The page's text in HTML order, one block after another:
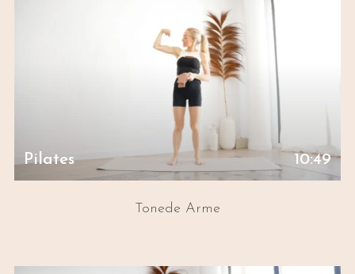
Pilates 10:49
Tonede Arme